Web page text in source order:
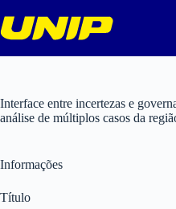
para
o
Interface entre incertezas e
análise de múltiplos casos da
Informações
Título